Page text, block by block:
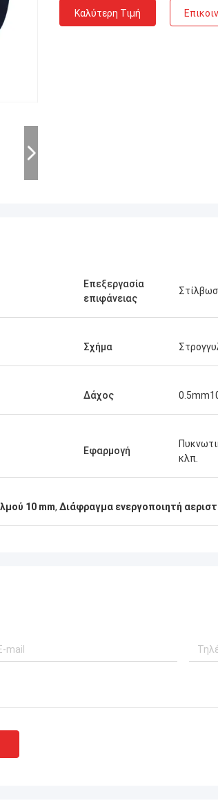
Καλύτερη Τιμή
Επεξεργασία
επιφάνειας
Σχήμα
Δάχος
Εφαρμογή
κλπ.
10 mm, Διάφραγμα ενεργοποιητή